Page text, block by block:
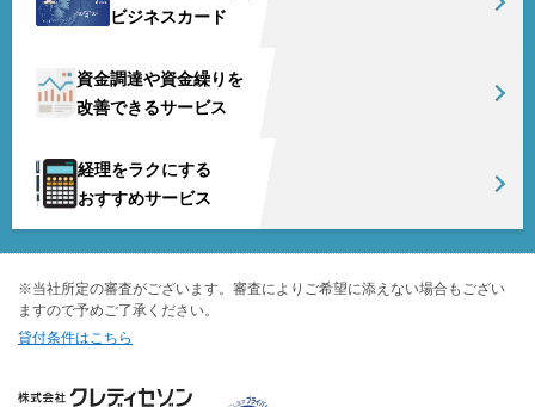
ビジネスカード
資金調達や資金繰りを
改善できるサービス
経理をラクにする
おすすめサービス
※当社所定の審査がございます。審査によりご希望に添えない場合もござい
ますので予めご了承ください。
貸付条件はこちら